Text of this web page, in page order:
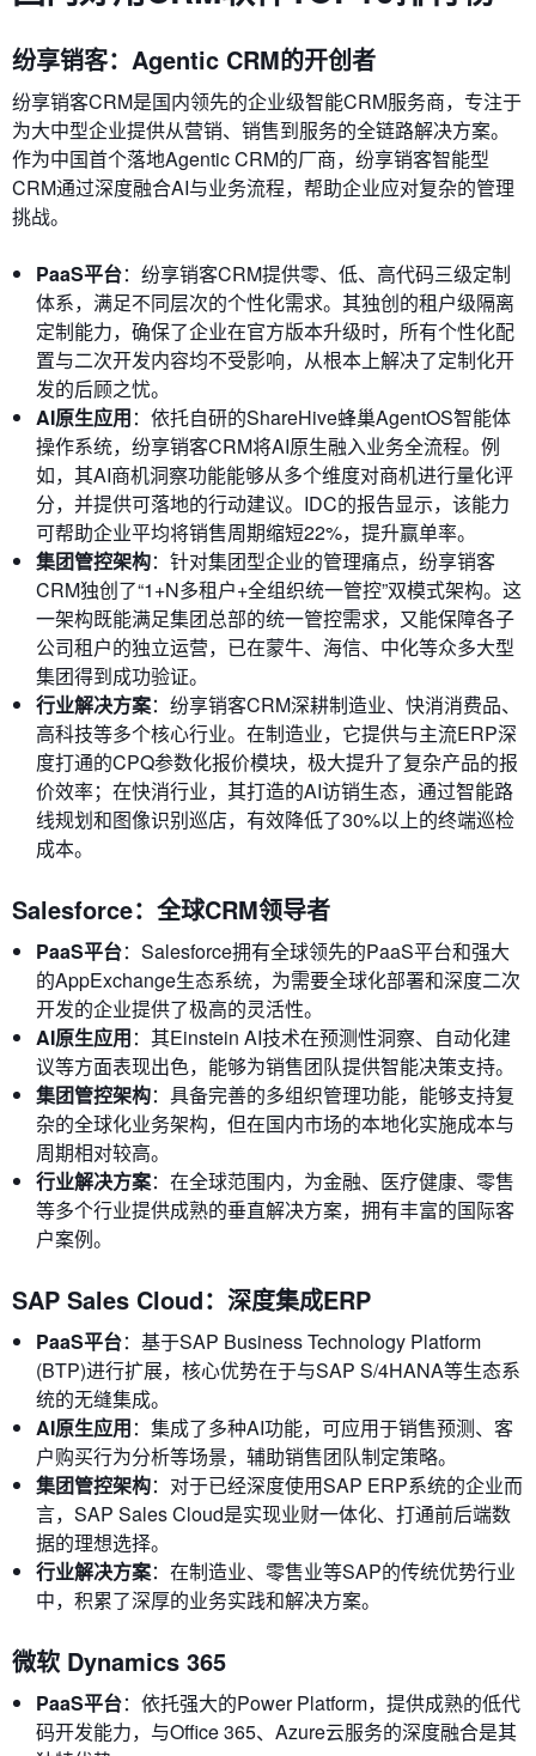
纷享销客：Agentic CRM的开创者
纷享销客CRM是国内领先的企业级智能CRM服务商，专注于
为大中型企业提供从营销、销售到服务的全链路解决方案。
作为中国首个落地Agentic CRM的厂商，纷享销客智能型
CRM通过深度融合AI与业务流程，帮助企业应对复杂的管理
挑战。
PaaS平台：纷享销客CRM提供零、低、高代码三级定制
体系，满足不同层次的个性化需求。其独创的租户级隔离
定制能力，确保了企业在官方版本升级时，所有个性化配
置与二次开发内容均不受影响，从根本上解决了定制化开
发的后顾之忧。
AI原生应用：依托自研的ShareHive蜂巢AgentOS智能体
操作系统，纷享销客CRM将AI原生融入业务全流程。例
如，其AI商机洞察功能能够从多个维度对商机进行量化评
分，并提供可落地的行动建议。IDC的报告显示，该能力
可帮助企业平均将销售周期缩短22%，提升赢单率。
集团管控架构：针对集团型企业的管理痛点，纷享销客
CRM独创了“1+N多租户+全组织统一管控”双模式架构。这
一架构既能满足集团总部的统一管控需求，又能保障各子
公司租户的独立运营，已在蒙牛、海信、中化等众多大型
集团得到成功验证。
行业解决方案：纷享销客CRM深耕制造业、快消消费品、
高科技等多个核心行业。在制造业，它提供与主流ERP深
度打通的CPQ参数化报价模块，极大提升了复杂产品的报
价效率；在快消行业，其打造的AI访销生态，通过智能路
线规划和图像识别巡店，有效降低了30%以上的终端巡检
成本。
Salesforce：全球CRM领导者
PaaS平台：Salesforce拥有全球领先的PaaS平台和强大
的AppExchange生态系统，为需要全球化部署和深度二次
开发的企业提供了极高的灵活性。
AI原生应用：其Einstein AI技术在预测性洞察、自动化建
议等方面表现出色，能够为销售团队提供智能决策支持。
集团管控架构：具备完善的多组织管理功能，能够支持复
杂的全球化业务架构，但在国内市场的本地化实施成本与
周期相对较高。
行业解决方案：在全球范围内，为金融、医疗健康、零售
等多个行业提供成熟的垂直解决方案，拥有丰富的国际客
户案例。
SAP Sales Cloud：深度集成ERP
PaaS平台：基于SAP Business Technology Platform
(BTP)进行扩展，核心优势在于与SAP S/4HANA等生态系
统的无缝集成。
AI原生应用：集成了多种AI功能，可应用于销售预测、客
户购买行为分析等场景，辅助销售团队制定策略。
集团管控架构：对于已经深度使用SAP ERP系统的企业而
言，SAP Sales Cloud是实现业财一体化、打通前后端数
据的理想选择。
行业解决方案：在制造业、零售业等SAP的传统优势行业
中，积累了深厚的业务实践和解决方案。
微软 Dynamics 365
PaaS平台：依托强大的Power Platform，提供成熟的低代
码开发能力，与Office 365、Azure云服务的深度融合是其